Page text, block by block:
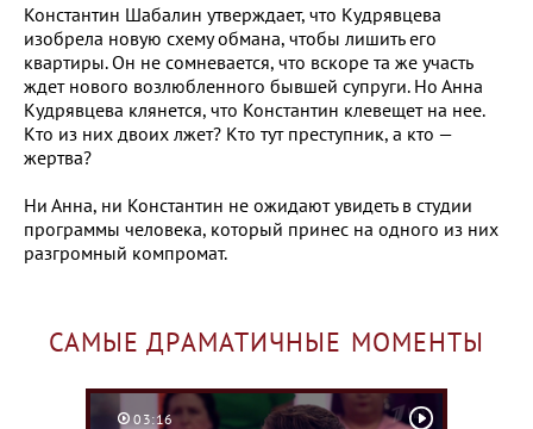
Константин Шабалин утверждает, что Кудрявцева
изобрела новую схему обмана, чтобы лишить его
квартиры. Он не сомневается, что вскоре та же участь
ждет нового возлюбленного бывшей супруги. Но Анна
Кудрявцева клянется, что Константин клевещет на нее.
Кто из них двоих лжет? Кто тут преступник, а кто —
жертва?
Ни Анна, ни Константин не ожидают увидеть в студии
программы человека, который принес на одного из них
разгромный компромат.
САМЫЕ ДРАМАТИЧНЫЕ МОМЕНТЫ
03:16